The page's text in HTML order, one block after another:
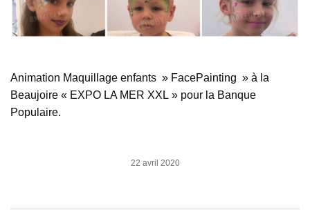
Animation Maquillage enfants » FacePainting » à la
Beaujoire « EXPO LA MER XXL » pour la Banque
Populaire.
22 avril 2020